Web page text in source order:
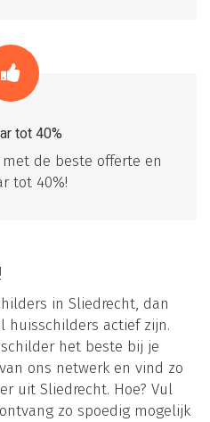
tot 40%
de beste offerte en
tot 40%!
in Sliedrecht, dan
huisschilders actief zijn.
het beste bij je
ons netwerk en vind zo
uit Sliedrecht. Hoe? Vul
zo spoedig mogelijk